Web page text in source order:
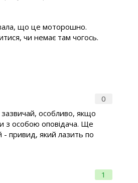
що це моторошно.
чи немає там чогось.
0
зазвичай, особливо, якщо
з особою оповідача. Ще
- привид, який лазить по
1